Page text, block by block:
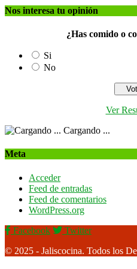
Nos interesa tu opinión
¿Has comido o
Si
No
Ver
Cargando ...
Meta
Acceder
Feed de entradas
Feed de comentarios
WordPress.org
Facebook
Twitter
© 2025 - Jaliscocina. Todos los